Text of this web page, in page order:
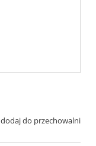
dodaj do przechowalni